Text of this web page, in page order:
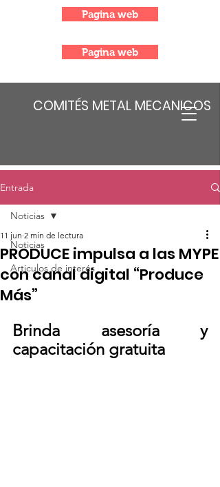
COMITÉS METAL MECANICOS
Pagina web
Pagina web
Entrada
Noticias
Articulos de interés
Noticias
PRODUCE impulsa a las MYPE
con canal digital “Produce
Más”
11 jun 2 min de lectura
Brinda asesoría y
capacitación gratuita